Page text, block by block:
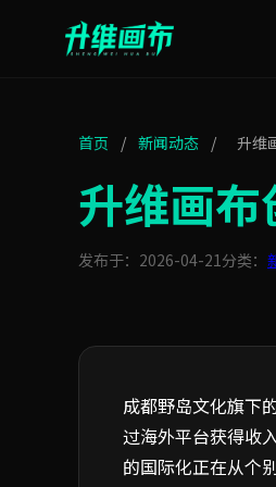
首页 / 新闻动态 / 升维
升维画
发布于：2026-04-21分类：
成都野岛文化旗下
过海外平台获得收
的国际化正在从个